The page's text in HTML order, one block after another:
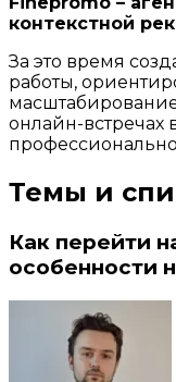
контекстной
За это время
работы,
онлайн-встречах
Темы и
Как перейти
особенности